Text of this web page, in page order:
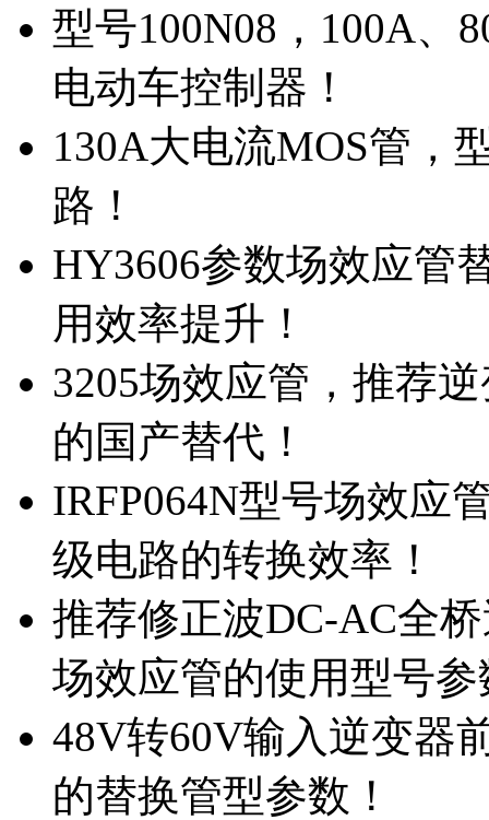
型号100N08，100A、
电动车控制器！
130A大电流MOS管，
路！
HY3606参数场效应管
用效率提升！
3205场效应管，推荐
的国产替代！
IRFP064N型号场效应
级电路的转换效率！
推荐修正波DC-AC全
场效应管的使用型号参
48V转60V输入逆变器
的替换管型参数！